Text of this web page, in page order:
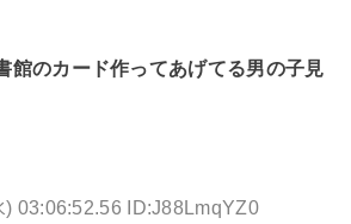
館のカード作ってあげてる男の子見
) 03:06:52.56 ID:J88LmqYZ0